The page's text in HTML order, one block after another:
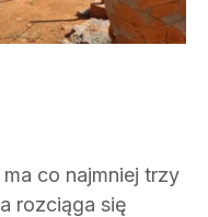
co najmniej trzy
rozciąga się